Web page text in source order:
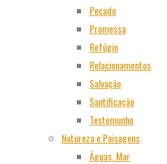
Pecado
Promessa
Refúgio
Relacionamentos
Salvação
Santificação
Testemunho
Natureza e Paisagens
Águas, Mar